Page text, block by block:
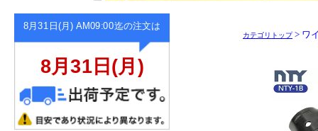
カテゴリトップ> ワ